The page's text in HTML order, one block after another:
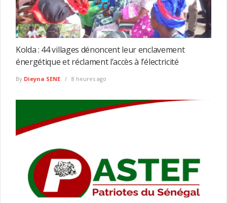
Kolda : 44 villages dénoncent leur enclavement
énergétique et réclament l’accès à l’électricité
By Dieyna SENE 8 heures ago